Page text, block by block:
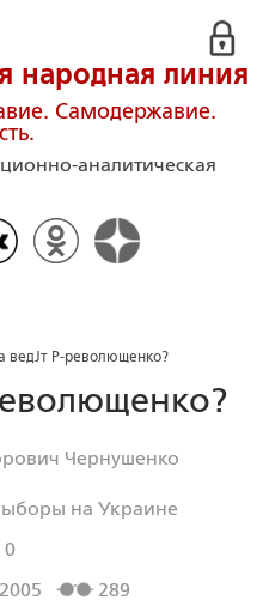
народная линия
Самодержавие.
аналитическая
ведЈт Р-револющенко?
Чернушенко
на Украине
0
289